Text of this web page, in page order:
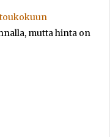
toukokuun
mutta hinta on